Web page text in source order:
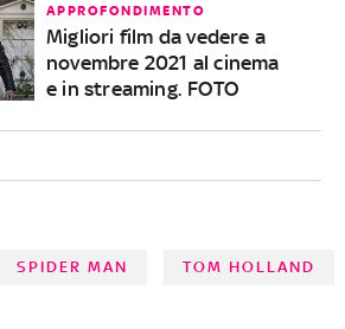
APPROFONDIMENTO
Migliori film da vedere a
novembre 2021 al cinema
e in streaming. FOTO
SPIDER MAN TOM HOLLAND